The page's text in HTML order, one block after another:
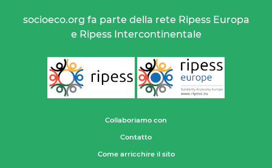
socioeco.org fa parte della rete Ripess Europa
e Ripess Intercontinentale
Collaboriamo con
Contatto
Come arricchire il sito